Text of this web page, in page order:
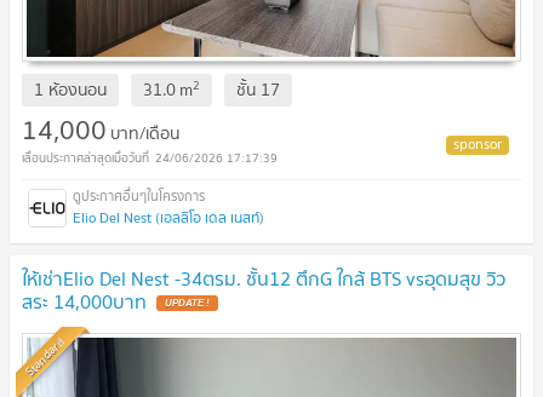
1 ห้องนอน 31.0m2 ชั้น 17
14,000 บาท/เดือน
24/06/2026 17:17:39
Elio Del Nest (เอลลิโอ เดล เนสท์)
ให้เช่าElio Del Nest -34ตรม. ชั้น12 ตึกG ใกล้ BTS vsอุดมสุข วิว
สระ 14,000บาท
Standard